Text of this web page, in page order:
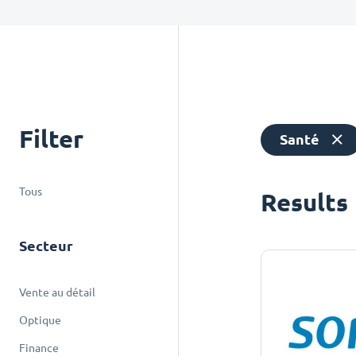
Filter
Tous
Secteur
Vente au détail
Optique
Finance
Santé
Results